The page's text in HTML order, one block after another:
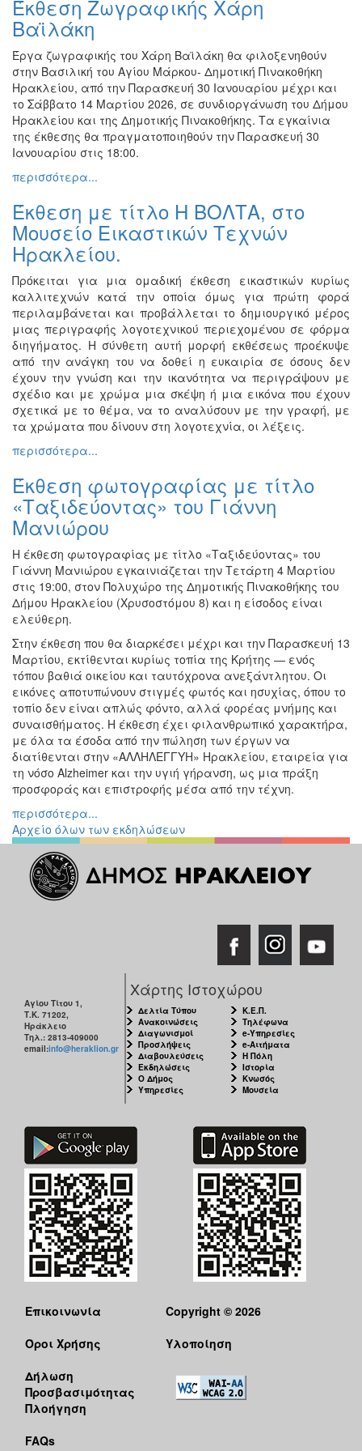
Ζωγραφική
Φωτογραφία
Τραγούδι
Μουσική
Κινηματογράφος
Χορός
Θέατρο
Παζάρι
Συνέδρια
Ημερίδες
-
Διημερίδες
Σεμινάρια-
Διαλέξεις-
Ομιλίες
Διάφορες
Εκθέσεις
Εκδηλώσεις
για
Παιδιά
Άλλες
ΤΟΠΟΣ
ΜΑΣ
ΔΗΜΟΣ
ΠΟΛΙΤΙΣΜΟΣ
ΑΝΘΕΚΤΙΚΗ
ΠΟΛΗ
Έκθεση Ζωγραφικής Χάρη
Βαϊλάκη
Έργα ζωγραφικής του Χάρη Βαϊλάκη θα φιλοξενηθούν
στην Βασιλική του Αγίου Μάρκου- Δημοτική Πινακοθήκη
Ηρακλείου, από την Παρασκευή 30 Ιανουαρίου μέχρι και
το Σάββατο 14 Μαρτίου 2026, σε συνδιοργάνωση του Δήμου
Ηρακλείου και της Δημοτικής Πινακοθήκης. Τα εγκαίνια
της έκθεσης θα πραγματοποιηθούν την Παρασκευή 30
Ιανουαρίου στις 18:00.
περισσότερα...
Έκθεση με τίτλο Η ΒΟΛΤΑ, στο
Μουσείο Εικαστικών Τεχνών
Ηρακλείου.
Πρόκειται για μια ομαδική έκθεση εικαστικών κυρίως
καλλιτεχνών κατά την οποία όμως για πρώτη φορά
περιλαμβάνεται και προβάλλεται το δημιουργικό μέρος
μιας περιγραφής λογοτεχνικού περιεχομένου σε φόρμα
διηγήματος. Η σύνθετη αυτή μορφή εκθέσεως προέκυψε
από την ανάγκη του να δοθεί η ευκαιρία σε όσους δεν
έχουν την γνώση και την ικανότητα να περιγράψουν με
σχέδιο και με χρώμα μια σκέψη ή μια εικόνα που έχουν
σχετικά με το θέμα, να το αναλύσουν με την γραφή, με
τα χρώματα που δίνουν στη λογοτεχνία, οι λέξεις.
περισσότερα...
Έκθεση φωτογραφίας με τίτλο
«Ταξιδεύοντας» του Γιάννη
Μανιώρου
Η έκθεση φωτογραφίας με τίτλο «Ταξιδεύοντας» του
Γιάννη Μανιώρου εγκαινιάζεται την Τετάρτη 4 Μαρτίου
στις 19:00, στον Πολυχώρο της Δημοτικής Πινακοθήκης του
Δήμου Ηρακλείου (Χρυσοστόμου 8) και η είσοδος είναι
ελεύθερη.
Στην έκθεση που θα διαρκέσει μέχρι και την Παρασκευή 13
Μαρτίου, εκτίθενται κυρίως τοπία της Κρήτης — ενός
τόπου βαθιά οικείου και ταυτόχρονα ανεξάντλητου. Οι
εικόνες αποτυπώνουν στιγμές φωτός και ησυχίας, όπου το
τοπίο δεν είναι απλώς φόντο, αλλά φορέας μνήμης και
συναισθήματος. Η έκθεση έχει φιλανθρωπικό χαρακτήρα,
με όλα τα έσοδα από την πώληση των έργων να
διατίθενται στην «ΑΛΛΗΛΕΓΓΥΗ» Ηρακλείου, εταιρεία για
τη νόσο Alzheimer και την υγιή γήρανση, ως μια πράξη
προσφοράς και επιστροφής μέσα από την τέχνη.
περισσότερα...
Αρχείο όλων των εκδηλώσεων
Αγίου Τίτου 1,
Τ.Κ. 71202,
Ηράκλειο
Τηλ.: 2813-409000
email:info@heraklion.gr
Χάρτης Ιστοχώρου
Δελτία Τύπου
Ανακοινώσεις
Διαγωνισμοί
Προσλήψεις
Διαβουλεύσεις
Εκδηλώσεις
Ο Δήμος
Υπηρεσίες
Κ.Ε.Π.
Τηλέφωνα
e-Υπηρεσίες
e-Αιτήματα
Η Πόλη
Ιστορία
Κνωσός
Μουσεία
Επικοινωνία
Όροι Χρήσης
Δήλωση
Προσβασιμότητας
Πλοήγηση
FAQs
Copyright © 2026
Υλοποίηση